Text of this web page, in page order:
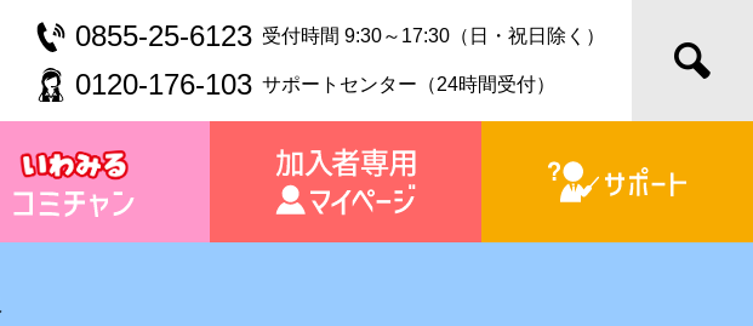
0855-25-6123 受付時間 9:30～17:30（日・祝日除く）
0120-176-103 サポートセンター（24時間受付）